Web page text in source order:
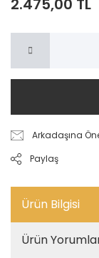
2.475,00 TL
Arkadaşına
Paylaş
Ürün Bilgisi
Ürün